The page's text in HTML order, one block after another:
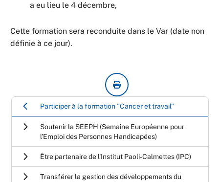
a eu lieu le 4 décembre,
Cette formation sera reconduite dans le Var (date non
définie à ce jour).
Participer à la formation "Cancer et travail"
Soutenir la SEEPH (Semaine Européenne pour
l’Emploi des Personnes Handicapées)
Être partenaire de l'Institut Paoli-Calmettes (IPC)
Transférer la gestion des développements du